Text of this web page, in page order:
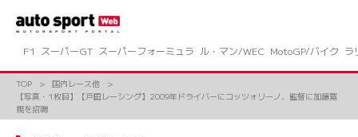
ツ
F1 スーパーGT スーパーフォーミュラ ル・マン/WEC MotoGP/バイク ラ
TOP
国内レース他
【写真・1枚目】【戸田レーシング】2009年ドライバーにコッツォリーノ、監督に加藤寛
規を招聘